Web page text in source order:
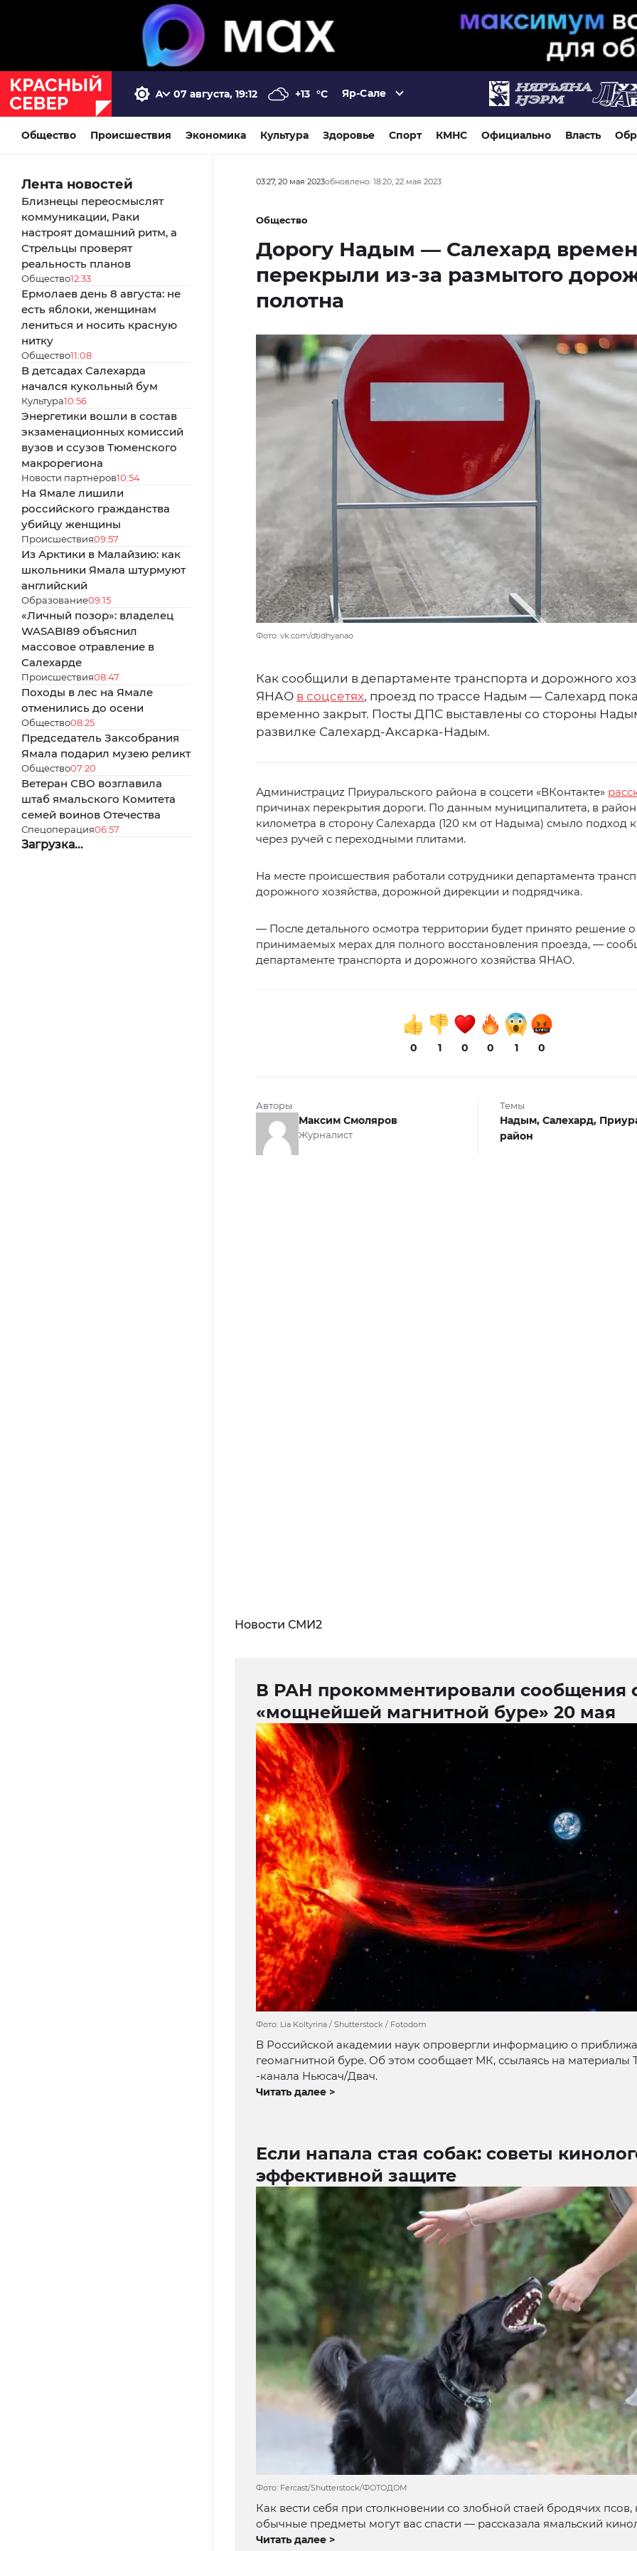
07 августа, 19:12 +13 °C Яр-Сале
Общество Происшествия Экономика Культура Здоровье Спорт КМНС Официально Власть
Лента новостей
Близнецы переосмыслят
коммуникации, Раки
настроят домашний ритм, а
Стрельцы проверят
реальность планов
Общество12:33
Ермолаев день 8 августа: не
есть яблоки, женщинам
лениться и носить красную
нитку
Общество11:08
В детсадах Салехарда
начался кукольный бум
Культура10:56
Энергетики вошли в состав
экзаменационных комиссий
вузов и ссузов Тюменского
макрорегиона
Новости партнёров10:54
На Ямале лишили
российского гражданства
убийцу женщины
Происшествия09:57
Из Арктики в Малайзию: как
школьники Ямала штурмуют
английский
Образование09:15
«Личный позор»: владелец
WASABI89 объяснил
массовое отравление в
Салехарде
Происшествия08:47
Походы в лес на Ямале
отменились до осени
Общество08:25
Председатель Заксобрания
Ямала подарил музею реликт
Общество07:20
Ветеран СВО возглавила
штаб ямальского Комитета
семей воинов Отечества
Спецоперация06:57
Загрузка...
03:27, 20 мая 2023обновлено: 18:20, 22 мая 2023
Общество
Дорогу Надым — Салехард
перекрыли из-за размытого
полотна
Фото: vk.com/dtidhyanao
Как сообщили в департаменте транспорта и дорожного
ЯНАО в соцсетях, проезд по трассе Надым — Салехард
временно закрыт. Посты ДПС выставлены со стороны
развилке Салехард-Аксарка-Надым.
Администрациz Приуральского района в соцсети «ВКонтакте»
причинах перекрытия дороги. По данным муниципалитета, в районе
километра в сторону Салехарда (120 км от Надыма) смыло подход
через ручей с переходными плитами.
На месте происшествия работали сотрудники департамента
дорожного хозяйства, дорожной дирекции и подрядчика.
— После детального осмотра территории будет принято решение о
принимаемых мерах для полного восстановления проезда, —
департаменте транспорта и дорожного хозяйства ЯНАО.
0 1 0 0 1 0
Авторы
Максим Смоляров
Журналист
Темы
Надым, Салехард,
район
Новости СМИ2
В РАН прокомментировали сообщения
«мощнейшей магнитной буре» 20 мая
Фото: Lia Koltyrina / Shutterstock / Fotodom
В Российской академии наук опровергли информацию о
геомагнитной буре. Об этом сообщает МК, ссылаясь на материалы
-канала Ньюсач/Двач.
Читать далее >
Если напала стая собак: советы
эффективной защите
Фото: Fercast/Shutterstock/ФОТОДОМ
Как вести себя при столкновении со злобной стаей бродячих псов,
обычные предметы могут вас спасти — рассказала ямальский
Читать далее >